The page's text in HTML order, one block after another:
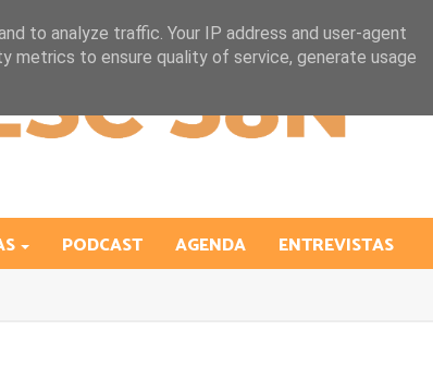
PODCAST AGENDA ENTREVISTAS
to analyze traffic. Your IP address and user-agent
metrics to ensure quality of service, generate usage